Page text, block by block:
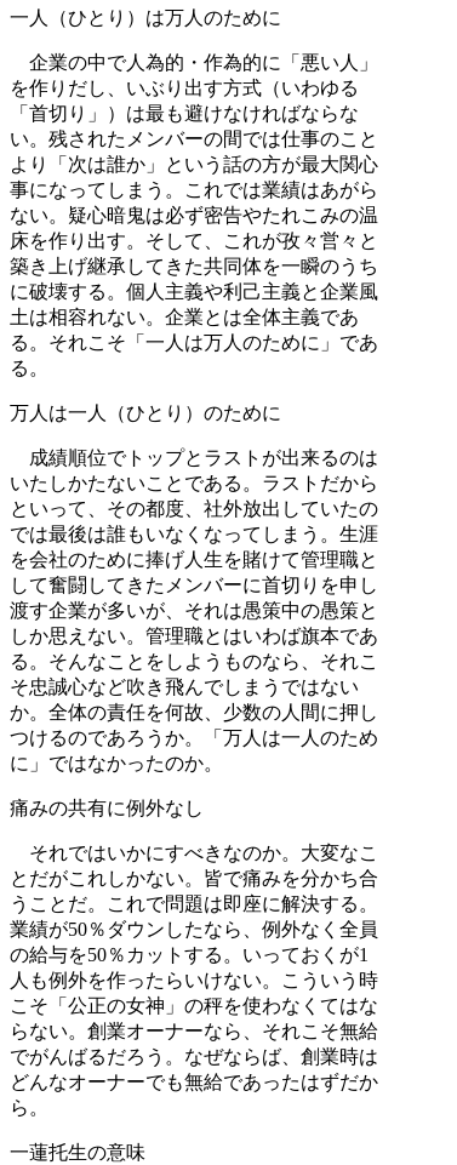
一人（ひとり）は万人のために
企業の中で人為的・作為的に「悪い人」
を作りだし、いぶり出す方式（いわゆる
「首切り」）は最も避けなければならな
い。残されたメンバーの間では仕事のこと
より「次は誰か」という話の方が最大関心
事になってしまう。これでは業績はあがら
ない。疑心暗鬼は必ず密告やたれこみの温
床を作り出す。そして、これが孜々営々と
築き上げ継承してきた共同体を一瞬のうち
に破壊する。個人主義や利己主義と企業風
土は相容れない。企業とは全体主義であ
る。それこそ「一人は万人のために」であ
る。
万人は一人（ひとり）のために
成績順位でトップとラストが出来るのは
いたしかたないことである。ラストだから
といって、その都度、社外放出していたの
では最後は誰もいなくなってしまう。生涯
を会社のために捧げ人生を賭けて管理職と
して奮闘してきたメンバーに首切りを申し
渡す企業が多いが、それは愚策中の愚策と
しか思えない。管理職とはいわば旗本であ
る。そんなことをしようものなら、それこ
そ忠誠心など吹き飛んでしまうではない
か。全体の責任を何故、少数の人間に押し
つけるのであろうか。「万人は一人のため
に」ではなかったのか。
痛みの共有に例外なし
それではいかにすべきなのか。大変なこ
とだがこれしかない。皆で痛みを分かち合
うことだ。これで問題は即座に解決する。
業績が50％ダウンしたなら、例外なく全員
の給与を50％カットする。いっておくが1
人も例外を作ったらいけない。こういう時
こそ「公正の女神」の秤を使わなくてはな
らない。創業オーナーなら、それこそ無給
でがんばるだろう。なぜならば、創業時は
どんなオーナーでも無給であったはずだか
ら。
一蓮托生の意味